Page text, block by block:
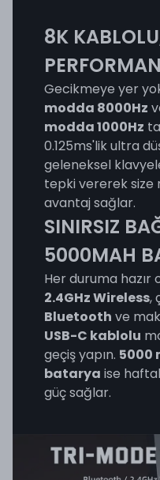
8K
Gecikmeye yer
modda 8000Hz
modda 1000Hz
0.125ms'lik ultra
geleneksel
tepki vererek
avantaj sağlar.
SINIRSIZ
5000MAH
Her duruma hazır
2.4GHz Wireless,
Bluetooth ve
USB-C kablolu
geçiş yapın. 5000
batarya ise
güç sağlar.